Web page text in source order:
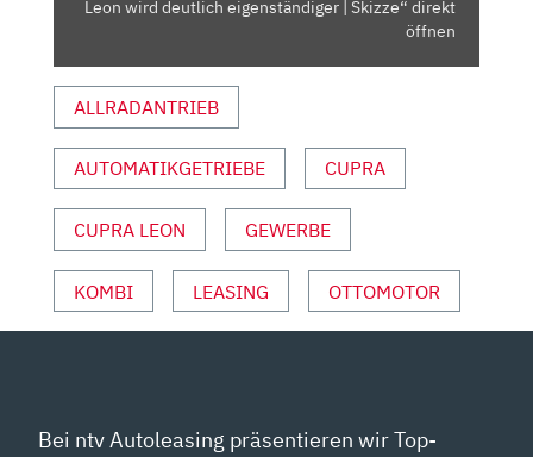
|
SKIZZE“
VON
YOUTUBE
Leon wird deutlich eigenständiger | Skizze“ direkt
öffnen
ALLRADANTRIEB
AUTOMATIKGETRIEBE CUPRA
CUPRA LEON GEWERBE
KOMBI LEASING OTTOMOTOR
Bei ntv Autoleasing präsentieren wir Top-